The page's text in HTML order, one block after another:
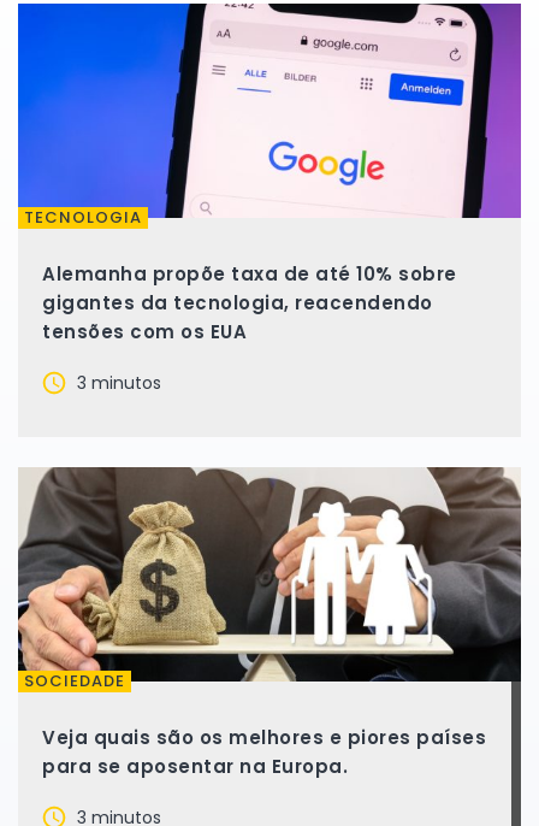
TECNOLOGIA
Alemanha propõe taxa de até 10% sobre
gigantes da tecnologia, reacendendo
tensões com os EUA
3 minutos
SOCIEDADE
Veja quais são os melhores e piores países
para se aposentar na Europa.
3 minutos